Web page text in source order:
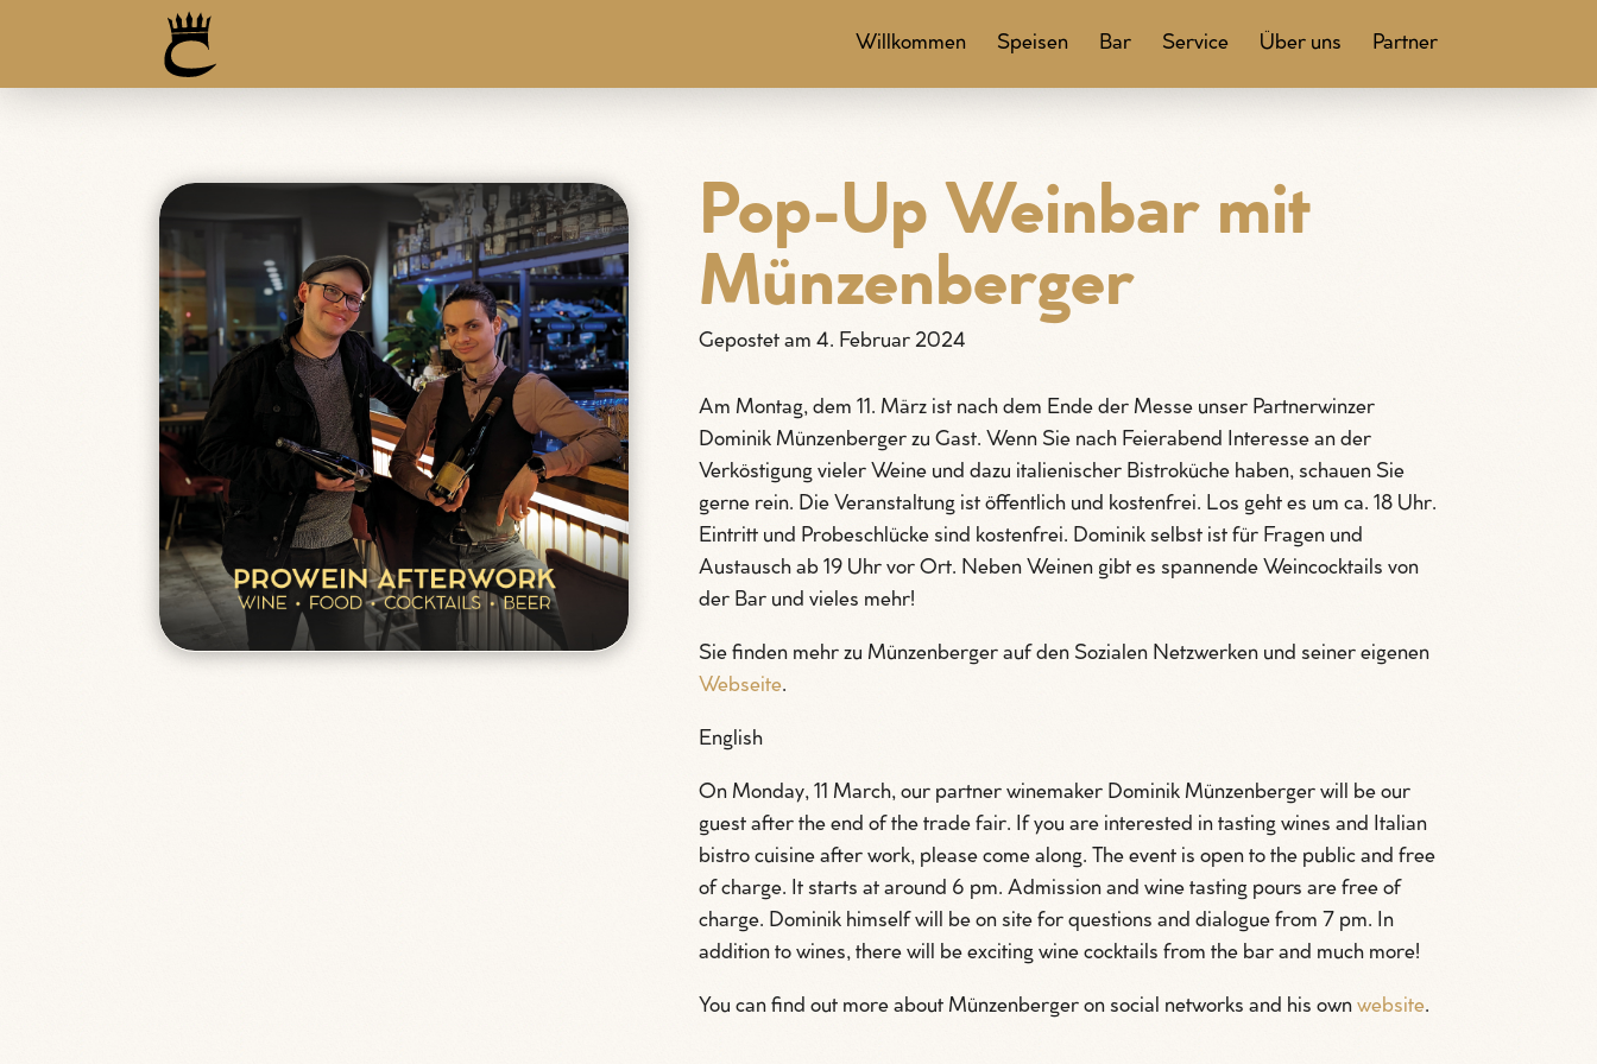
Willkommen Speisen Bar Service Über uns Partner
Pop-Up Weinbar mit
Münzenberger
Gepostet am 4. Februar 2024
Am Montag, dem 11. März ist nach dem Ende der Messe unser Partnerwinzer
Dominik Münzenberger zu Gast. Wenn Sie nach Feierabend Interesse an der
Verköstigung vieler Weine und dazu italienischer Bistroküche haben, schauen Sie
gerne rein. Die Veranstaltung ist öffentlich und kostenfrei. Los geht es um ca. 18 Uhr.
Eintritt und Probeschlücke sind kostenfrei. Dominik selbst ist für Fragen und
Austausch ab 19 Uhr vor Ort. Neben Weinen gibt es spannende Weincocktails von
der Bar und vieles mehr!
Sie finden mehr zu Münzenberger auf den Sozialen Netzwerken und seiner eigenen
Webseite.
English
On Monday, 11 March, our partner winemaker Dominik Münzenberger will be our
guest after the end of the trade fair. If you are interested in tasting wines and Italian
bistro cuisine after work, please come along. The event is open to the public and free
of charge. It starts at around 6 pm. Admission and wine tasting pours are free of
charge. Dominik himself will be on site for questions and dialogue from 7 pm. In
addition to wines, there will be exciting wine cocktails from the bar and much more!
You can find out more about Münzenberger on social networks and his ownwebsite.